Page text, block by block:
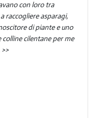
con loro tra
raccogliere asparagi,
di piante e uno
cilentane per me